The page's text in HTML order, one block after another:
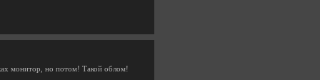
монитор, но потом! Такой облом!